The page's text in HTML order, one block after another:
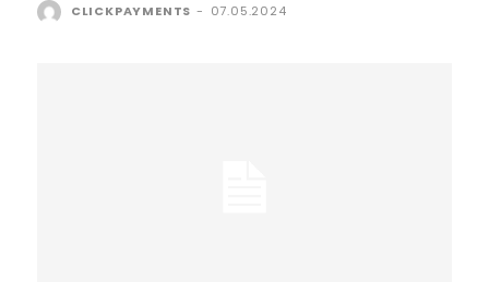
CLICKPAYMENTS - 07.05.2024